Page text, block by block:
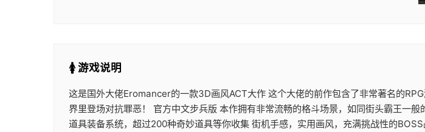
🚺 游戏说明
这是国外大佬Eromancer的一款3D画风ACT大作 这个大佬的前作包含了非常著名的
界里登场对抗罪恶！ 官方中文步兵版 本作拥有非常流畅的格斗场景，如同街头霸王一
道具装备系统，超过200种奇妙道具等你收集 街机手感，实用画风，充满挑战性的